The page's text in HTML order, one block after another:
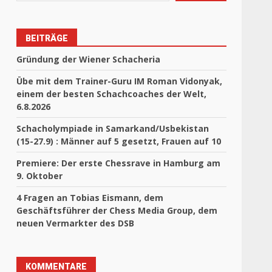
BEITRÄGE
Gründung der Wiener Schacheria
Übe mit dem Trainer-Guru IM Roman Vidonyak,
einem der besten Schachcoaches der Welt,
6.8.2026
Schacholympiade in Samarkand/Usbekistan
(15-27.9) : Männer auf 5 gesetzt, Frauen auf 10
Premiere: Der erste Chessrave in Hamburg am
9. Oktober
4 Fragen an Tobias Eismann, dem
Geschäftsführer der Chess Media Group, dem
neuen Vermarkter des DSB
KOMMENTARE